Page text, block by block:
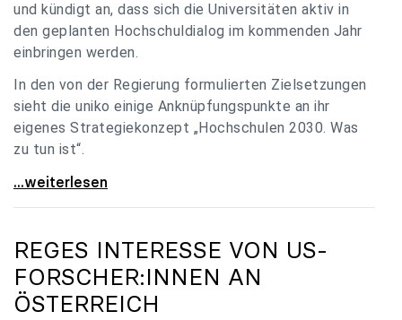
und kündigt an, dass sich die Universitäten aktiv in
den geplanten Hochschuldialog im kommenden Jahr
einbringen werden.
In den von der Regierung formulierten Zielsetzungen
sieht die uniko einige Anknüpfungspunkte an ihr
eigenes Strategiekonzept „Hochschulen 2030. Was
zu tun ist“.
Universitäten: Hochschulstrategie 2040 muss eine
...weiterlesen
REGES INTERESSE VON US-
FORSCHER:INNEN AN
ÖSTERREICH